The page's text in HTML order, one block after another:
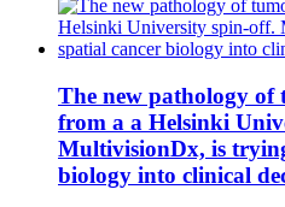
The new pathology
from a a Helsinki
MultivisionDx, is
biology into clinical